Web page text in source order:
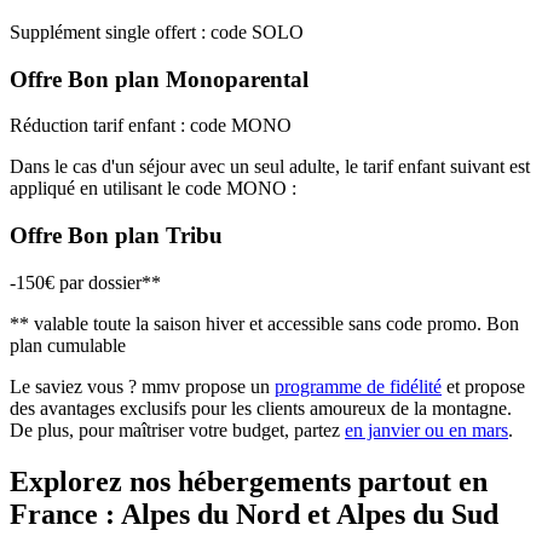
Supplément single offert : code SOLO
Offre Bon plan Monoparental
Réduction tarif enfant : code MONO
Dans le cas d'un séjour avec un seul adulte, le tarif enfant suivant est
appliqué en utilisant le code MONO :
Offre Bon plan Tribu
-150€ par dossier**
** valable toute la saison hiver et accessible sans code promo. Bon
plan cumulable
Le saviez vous ? mmv propose un programme de fidélité et propose
des avantages exclusifs pour les clients amoureux de la montagne.
De plus, pour maîtriser votre budget, partez en janvier ou en mars.
Explorez nos hébergements partout en
France : Alpes du Nord et Alpes du Sud